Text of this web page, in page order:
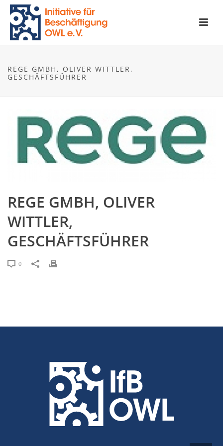
REGE GMBH, OLIVER WITTLER,
GESCHÄFTSFÜHRER
REGE GMBH, OLIVER
WITTLER,
GESCHÄFTSFÜHRER
0